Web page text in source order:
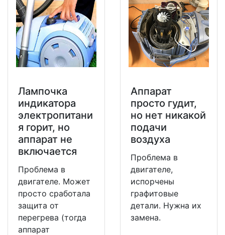
Лампочка
индикатора
электропитани
я горит, но
аппарат не
включается
Проблема в
двигателе. Может
просто сработала
защита от
перегрева (тогда
аппарат
Аппарат
просто гудит,
но нет никакой
подачи
воздуха
Проблема в
двигателе,
испорчены
графитовые
детали. Нужна их
замена.